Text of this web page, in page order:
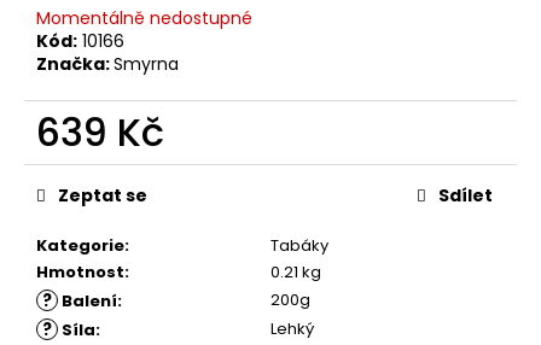
Momentálně nedostupné
Kód: 10166
Značka:Smyrna
639 Kč
Měrná
cena:
Kategorie:
Tabáky
Hmotnost: 0.21 kg
? Balení: 200g
? Síla: Lehký
Zeptat se Sdílet